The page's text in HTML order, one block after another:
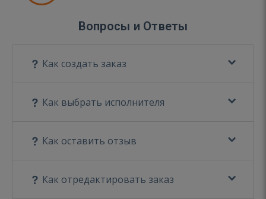
Вопросы и Ответы
Как создать заказ
Как выбрать исполнителя
Как оставить отзыв
Как отредактировать заказ